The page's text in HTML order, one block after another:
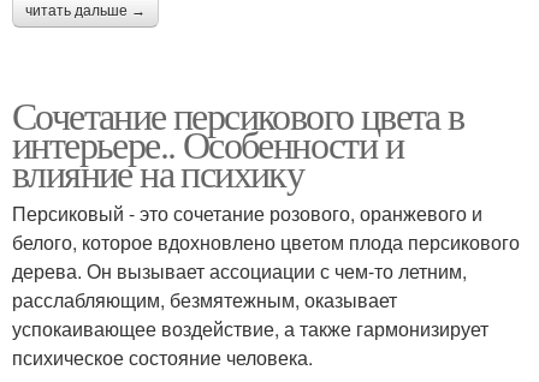
читать дальше →
Сочетание персикового цвета в
интерьере.. Особенности и
влияние на психику
Персиковый - это сочетание розового, оранжевого и
белого, которое вдохновлено цветом плода персикового
дерева. Он вызывает ассоциации с чем-то летним,
расслабляющим, безмятежным, оказывает
успокаивающее воздействие, а также гармонизирует
психическое состояние человека.